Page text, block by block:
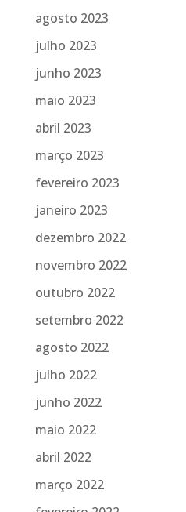
agosto 2023
julho 2023
junho 2023
maio 2023
abril 2023
março 2023
fevereiro 2023
janeiro 2023
dezembro 2022
novembro 2022
outubro 2022
setembro 2022
agosto 2022
julho 2022
junho 2022
maio 2022
abril 2022
março 2022